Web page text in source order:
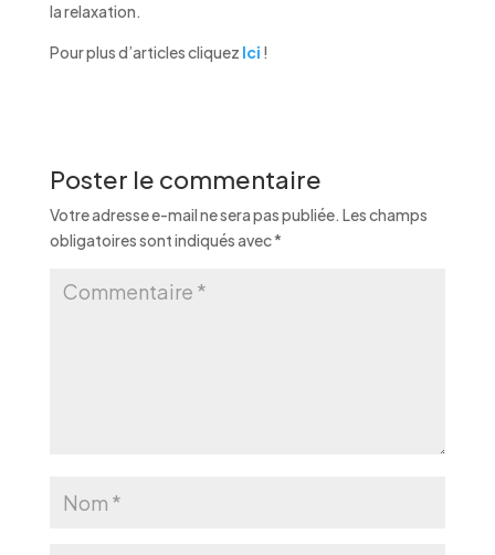
la relaxation.
Pour plus d’articles cliquez Ici !
Poster le commentaire
Votre adresse e-mail ne sera pas publiée. Les champs
obligatoires sont indiqués avec*